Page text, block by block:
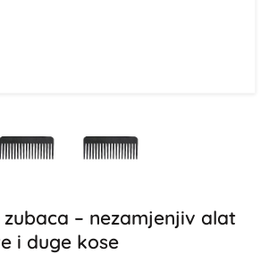
– nezamjenjiv alat
i duge kose